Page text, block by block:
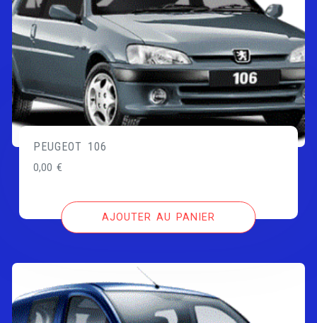
PEUGEOT 106
0,00€
AJOUTER AU PANIER